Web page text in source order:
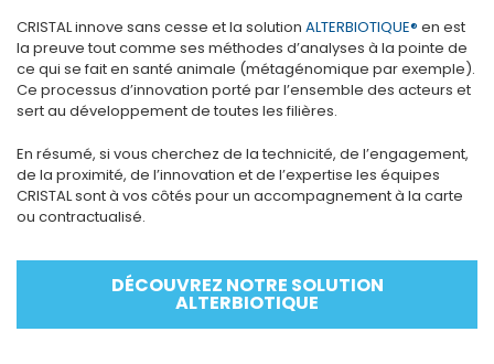
CRISTAL innove sans cesse et la solution ALTERBIOTIQUE® en est
la preuve tout comme ses méthodes d’analyses à la pointe de
ce qui se fait en santé animale (métagénomique par exemple).
Ce processus d’innovation porté par l’ensemble des acteurs et
sert au développement de toutes les filières.
En résumé, si vous cherchez de la technicité, de l’engagement,
de la proximité, de l’innovation et de l’expertise les équipes
CRISTAL sont à vos côtés pour un accompagnement à la carte
ou contractualisé.
DÉCOUVREZ NOTRE SOLUTION
ALTERBIOTIQUE